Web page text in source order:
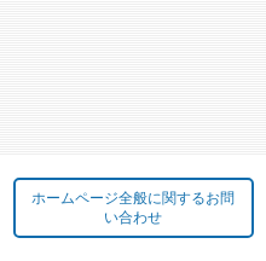
ホームページ全般に関するお問
い合わせ